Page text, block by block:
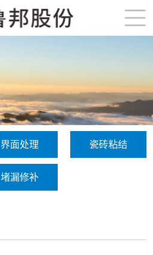
界面处理 瓷砖粘结
堵漏修补